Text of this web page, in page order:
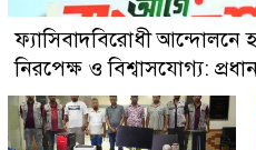
ফ্যাসিবাদবিরোধী আন্দোলনে
নিরপেক্ষ ও বিশ্বাসযোগ্য: